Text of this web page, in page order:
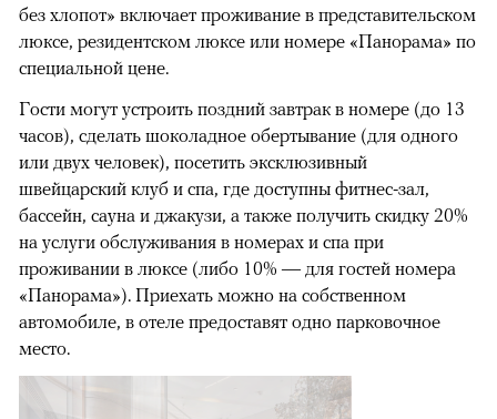
без хлопот» включает проживание в представительском
люксе, резидентском люксе или номере «Панорама» по
специальной цене.
Гости могут устроить поздний завтрак в номере (до 13
часов), сделать шоколадное обертывание (для одного
или двух человек), посетить эксклюзивный
швейцарский клуб и спа, где доступны фитнес-зал,
бассейн, сауна и джакузи, а также получить скидку 20%
на услуги обслуживания в номерах и спа при
проживании в люксе (либо 10% — для гостей номера
«Панорама»). Приехать можно на собственном
автомобиле, в отеле предоставят одно парковочное
место.